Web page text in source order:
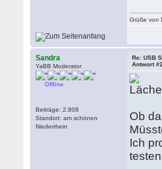
Grüße von
Sandra
YaBB Moderator
Offline
Beiträge: 2.808
Standort: am schönen
Niederrhein
Re: USB
Antwort
Ob
Ich